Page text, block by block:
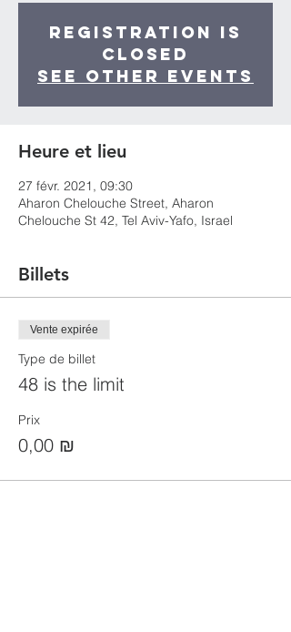
Registration is
Closed
See other events
Heure et lieu
27 févr. 2021, 09:30
Aharon Chelouche Street, Aharon
Chelouche St 42, Tel Aviv-Yafo, Israel
Billets
Vente expirée
Type de billet
48 is the limit
Prix
0,00 ₪